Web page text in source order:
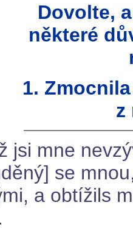
Dovolte,
některé
1.
z
jsi mne
se
a obtížils